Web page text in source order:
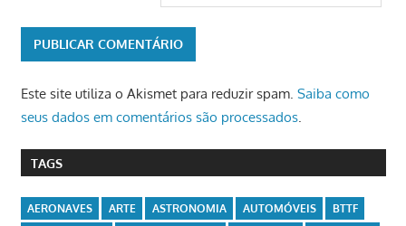
Este site utiliza o Akismet para reduzir spam. Saiba como
seus dados em comentários são processados.
TAGS
AERONAVES ARTE ASTRONOMIA AUTOMÓVEIS
BTTF